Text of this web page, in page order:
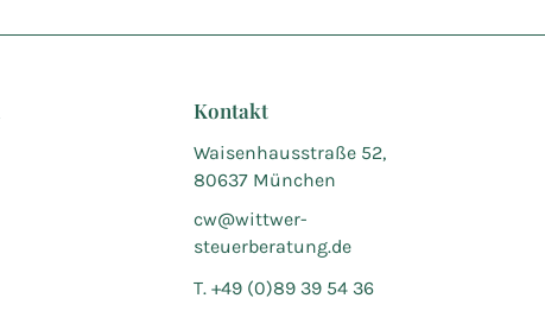
Kontakt
Waisenhausstraße 52,
80637 München
cw@wittwer-
steuerberatung.de
T. +49 (0)89 39 54 36